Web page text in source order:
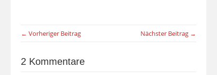
← Vorheriger Beitrag Nächster Beitrag →
2 Kommentare